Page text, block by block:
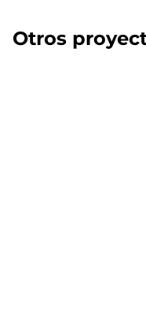
Otros